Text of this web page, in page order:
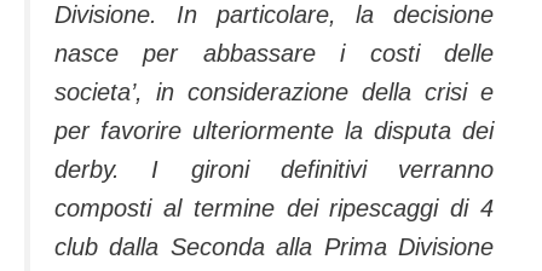
Divisione. In particolare, la decisione
nasce per abbassare i costi delle
societa’, in considerazione della crisi e
per favorire ulteriormente la disputa dei
derby. I gironi definitivi verranno
composti al termine dei ripescaggi di 4
club dalla Seconda alla Prima Divisione